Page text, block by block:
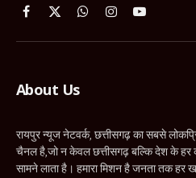
Facebook
X
WhatsApp
InstagramYouTube
About Us
रायपुर न्यूज नेटवर्क, छत्तीसगढ़ का सबसे
चैनल है,जो न केवल छत्तीसगढ़ बल्कि देश के
सामने लाता है। हमारा मिशन है जनता तक हर